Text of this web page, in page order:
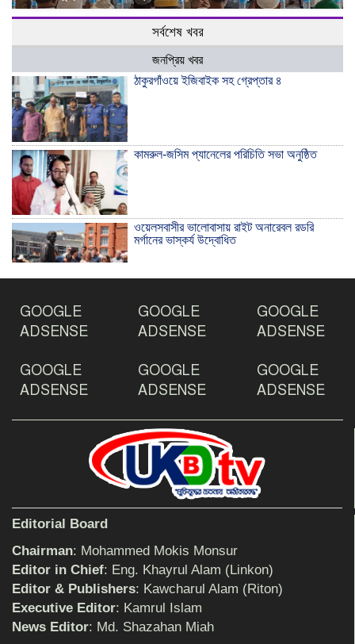
সর্বশেষ খবর
জনপ্রিয় খবর
ঠাকুরগাঁওয়ে ইজিবাইক সহ গ্রেপ্তার ৪
কামরুল-জসিম প্যানেলের পরিচিতি সভা অনুষ্ঠিত
ওয়েলসবাসীর ভালোবাসায় রাইট অনারেবল রডরি
মর্গানের ভাস্কর্য উদ্বোধিত
দেশ রক্ষায় প্রগতিশীল সাংবাদিকদের ভুমিকা গুরুত্বপূর্ণ
-মহিবুল হাসান চৌধুরী
আহলে সুন্নাত এর কার্যক্রম বাস্তবায়নের আহ্বান
বিমানের সিলেট-ম্যানচেস্টার সরাসরি ফ্লাইট চালু হচ্ছে
সোমবার
GOOGLE
ADSENSE
GOOGLE
ADSENSE
GOOGLE
ADSENSE
GOOGLE
ADSENSE
GOOGLE
ADSENSE
GOOGLE
ADSENSE
Editorial Board
Chairman: Mohammed Mokis Monsur
Editor in Chief: Eng. Khayrul Alam (Linkon)
Editor & Publishers: Kawcharul Alam (Riton)
Executive Editor: Kamrul Islam
News Editor: Md. Shazahan Miah